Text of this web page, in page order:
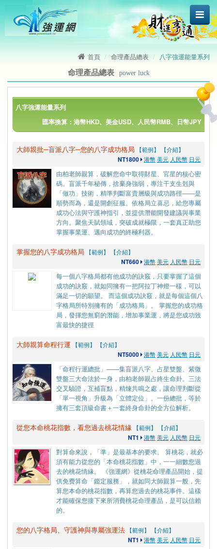
首頁 命理產品總表 八字強運能量系列
命理產品總表 power luck
八字強運能量系列
匯率換算：港幣HKD、美金USD、人民幣RMB、日幣JPY
大師親批─盲派八字─您的八字成功格局 【範例】 【介紹】
NT1800 港幣美元 人民幣 日元
由柏老師親算，破解您命中取得財星、官星的核心密
碼。盲派千年秘傳，捨棄身強弱，專注干支生剋與
「做功」技術，精準判斷富貴層級與成功路徑——是
順勢而為，還是開創征服。依格局立喜忌，給您專屬
成功心法與守護神指引，並提供潛能開發建議與事業
方向。聚焦天賦領域，突破成就極限，一套真正助您
掌握事業運、邁向成功的終極利器。
掌握您的八字成功格局 【範例】 【介紹】
NT660 港幣美元 人民幣 日元
每一個八字格局都有他成功的訣竅，只要掌握了這個
成功的訣竅，就如同擁有一把阿拉丁神燈一樣，可以
滿足一切的願望。 而這個成功訣竅，就是每個這個八
字格局所特別擁有的「成功格局」。 掌握您的成功格
局，發揮您無窮的潛能，增加事業運，將是您成功致
富最快的捷徑
大師親算命程行運 【範例】 【介紹】
NT5000 港幣美元 人民幣 日元
「命程行運總批」——集盲派八字、占星雙盤、紫微
雙盤三大命法於一身，由柏老師親占終生命卦。三法
交叉驗證，互補盲點，精煉共鳴之處，讓命理判斷從
「單一視角」升級為「立體定位」。一份總批，等於
擁有三套頂級命書＋一套終身命卦的全方位解析。
從您本命桃花指數，看您過去桃花情緣 【範例】 【介紹】
NT1 港幣美元 人民幣 日元
對算命來說，「準」是最基本的要求。 算桃花，就必
須有能力從您的「本命桃花指數」中，一一細數您過
去的桃花情緣。 《強運網》從桃花命理產品開始，提
供免费算命「鑑定服務」，就如同大師親算一般，先
算您本命的桃花指數，再算您過去的桃花事件。這樣
才能確保您接下來所消費桃花命理產品，是可以信賴
的。
您的八字格局、守護神與專屬強運法 【範例】 【介紹】
NT1 港幣美元 人民幣 日元